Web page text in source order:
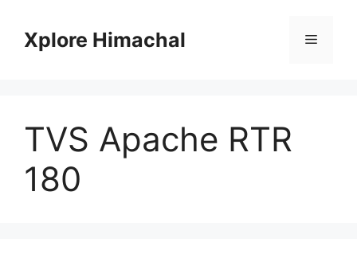
contentXplore Himachal Menu
TVS Apache RTR
180